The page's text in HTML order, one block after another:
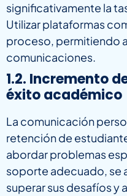
significativamente la
Utilizar plataformas
proceso, permitiendo
comunicaciones.
1.2. Incremento
éxito académico
La comunicación
retención de
abordar problemas
soporte adecuado, se
superar sus desafíos y